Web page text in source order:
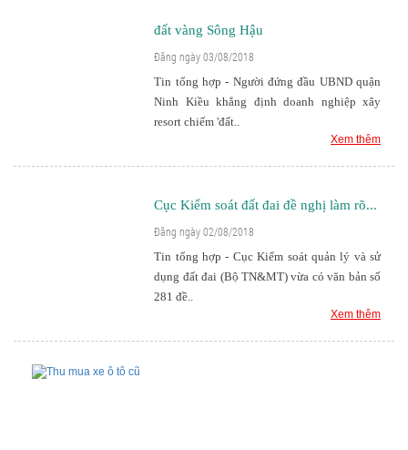
đất vàng Sông Hậu
Đăng ngày 03/08/2018
Tin tổng hợp - Người đứng đầu UBND quận
Ninh Kiều khẳng định doanh nghiệp xây
resort chiếm 'đất..
Xem thêm
Cục Kiểm soát đất đai đề nghị làm rõ...
Đăng ngày 02/08/2018
Tin tổng hợp - Cục Kiểm soát quản lý và sử
dụng đất đai (Bộ TN&MT) vừa có văn bản số
281 đề..
Xem thêm